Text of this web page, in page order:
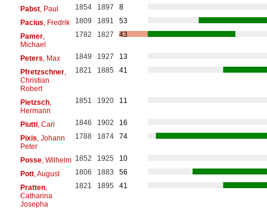
Pabst, Paul 1854 1897
8
Pacius , Fredrik 1809 1891
53
Pamer,
Michael
1782 1827 43
Peters , Max 1849 1927
13
Pfretzschner,
Christian
Robert
1821 1885 41
Pietzsch,
Hermann
1851 1920 11
Piutti, Carl 1846 1902
16
Pixis , Johann
Peter
1788 1874 74
Posse, Wilhelm 1852 1925
10
Pott, August 1806 1883
56
Pratten,
Catharina
Josepha
1821 1895 41